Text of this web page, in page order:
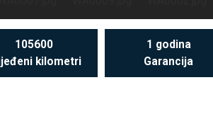
105600
kilometri
1 godina
Garancija